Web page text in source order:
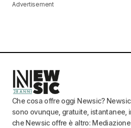
Advertisement
Che cosa offre oggi Newsic?
sono ovunque, gratuite, istantanee,
che Newsic offre è altro: Mediazione